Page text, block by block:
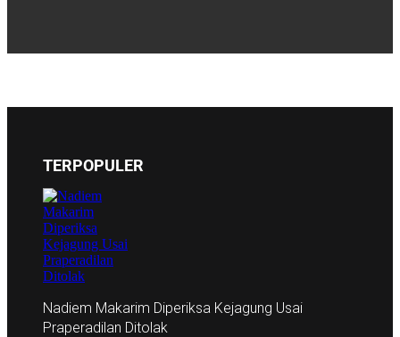
TERPOPULER
Nadiem Makarim Diperiksa Kejagung Usai
Praperadilan Ditolak